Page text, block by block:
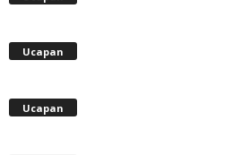
Ucapan
Ucapan